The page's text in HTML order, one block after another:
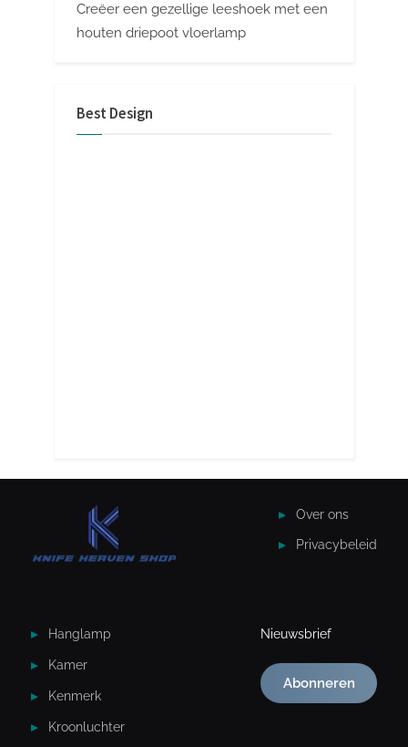
Creëer een gezellige leeshoek met een
houten driepoot vloerlamp
Best Design
Over ons
Privacybeleid
Hanglamp
Kamer
Kenmerk
Kroonluchter
Nieuwsbrief
Abonneren